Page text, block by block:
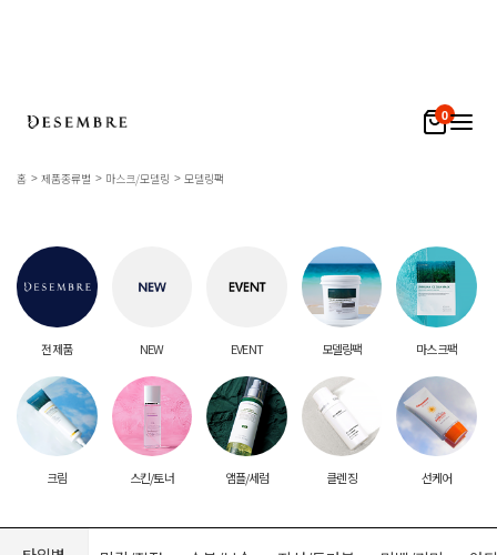
0
홈 제품종류별 마스크/모델링 모델링팩
전 제품 NEW EVENT 모델링팩 마스크팩
크림 스킨/토너 앰플/세럼 클렌징 선케어